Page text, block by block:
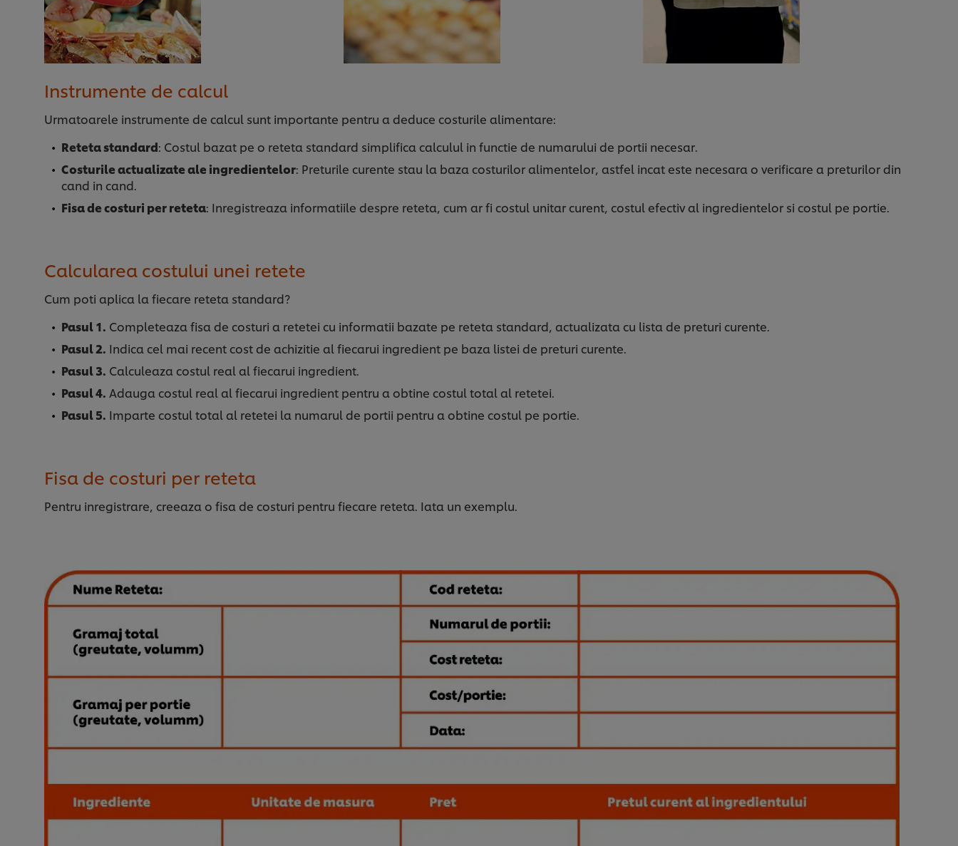
Instrumente de calcul
Urmatoarele instrumente de calcul sunt importante pentru a deduce costurile alimentare:
Reteta standard: Costul bazat pe o reteta standard simplifica calculul in functie de numarului de portii necesar.
Costurile actualizate ale ingredientelor: Preturile curente stau la baza costurilor alimentelor, astfel incat este necesara o verificare a preturilor din
cand in cand.
Fisa de costuri per reteta: Inregistreaza informatiile despre reteta, cum ar fi costul unitar curent, costul efectiv al ingredientelor si costul pe portie.
Calcularea costului unei retete
Cum poti aplica la fiecare reteta standard?
Pasul 1. Completeaza fisa de costuri a retetei cu informatii bazate pe reteta standard, actualizata cu lista de preturi curente.
Pasul 2. Indica cel mai recent cost de achizitie al fiecarui ingredient pe baza listei de preturi curente.
Pasul 3. Calculeaza costul real al fiecarui ingredient.
Pasul 4. Adauga costul real al fiecarui ingredient pentru a obtine costul total al retetei.
Pasul 5. Imparte costul total al retetei la numarul de portii pentru a obtine costul pe portie.
Fisa de costuri per reteta
Pentru inregistrare, creeaza o fisa de costuri pentru fiecare reteta. Iata un exemplu.